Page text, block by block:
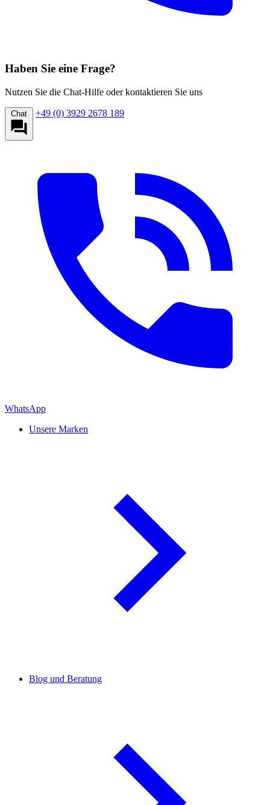
Haben Sie eine Frage?
Nutzen Sie die Chat-Hilfe oder kontaktieren Sie uns
Chat +49 (0) 3929 2678 189
WhatsApp
Unsere Marken
Blog und Beratung